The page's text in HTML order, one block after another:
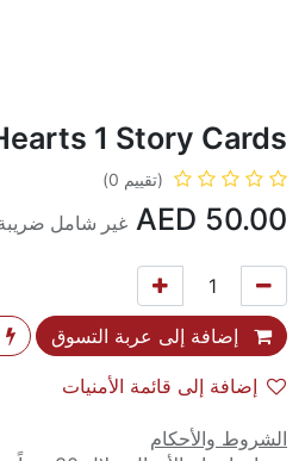
1 Story Cards
(تقييم 0)
50.00 غير شامل
إضافة إلى عربة التسوق
إضافة إلى قائمة الأمنيات
الشروط والأحكام